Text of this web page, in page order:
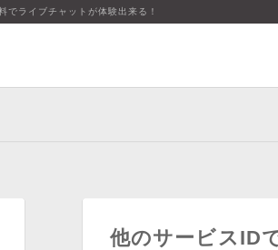
ライブチャットが体験出来る！
他のサービスID